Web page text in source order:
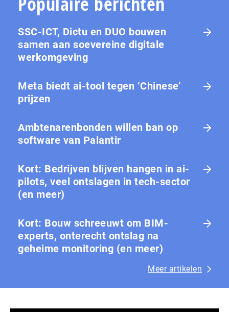
SSC-ICT, Dictu en DUO bouwen
samen aan soevereine digitale
werkomgeving
Meta biedt ai-tool tegen ‘Chinese’
prijzen
Ambtenarenbonden willen ban op
software van Palantir
Kort: Bedrijven blijven hangen in ai-
pilots, veel ontslagen in tech-sector
(en meer)
Kort: Bouw schreeuwt om BIM-
experts, onterecht ontslag na
geheime monitoring (en meer)
Meer artikelen